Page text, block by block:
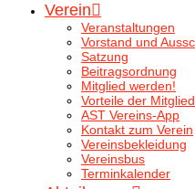
Verein
Veranstaltungen
Vorstand und
Satzung
Beitragsordnung
Mitglied werden!
Vorteile der
AST Vereins-App
Kontakt zum Verein
Vereinsbekleidung
Vereinsbus
Terminkalender